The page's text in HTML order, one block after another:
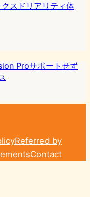
スドリアリティ体
Proサポートせず
Referred by
Contact